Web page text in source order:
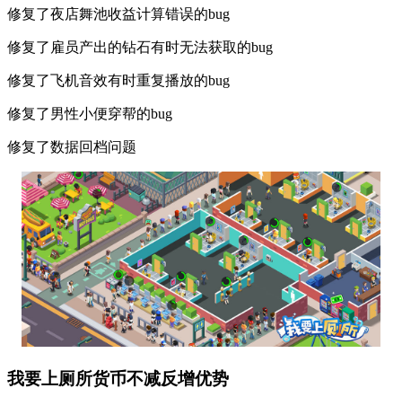
修复了夜店舞池收益计算错误的bug
修复了雇员产出的钻石有时无法获取的bug
修复了飞机音效有时重复播放的bug
修复了男性小便穿帮的bug
修复了数据回档问题
我要上厕所货币不减反增优势